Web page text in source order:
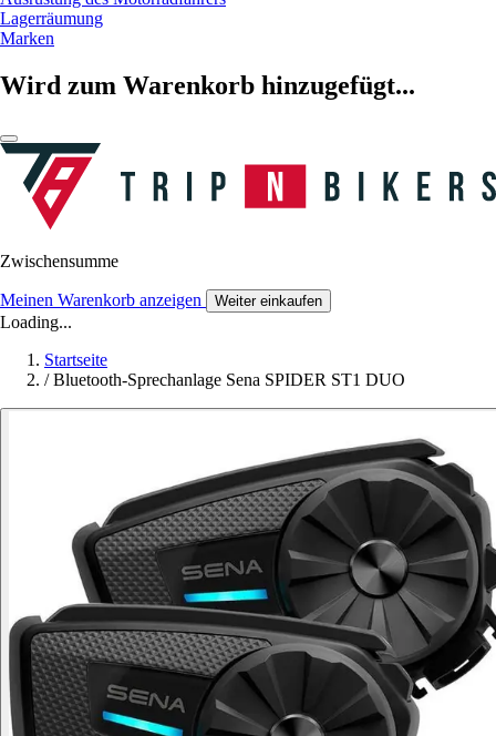
Lagerräumung
Marken
Wird zum Warenkorb hinzugefügt...
Zwischensumme
Meinen Warenkorb anzeigen Weiter einkaufen
Loading...
Startseite
/ Bluetooth-Sprechanlage Sena SPIDER ST1 DUO